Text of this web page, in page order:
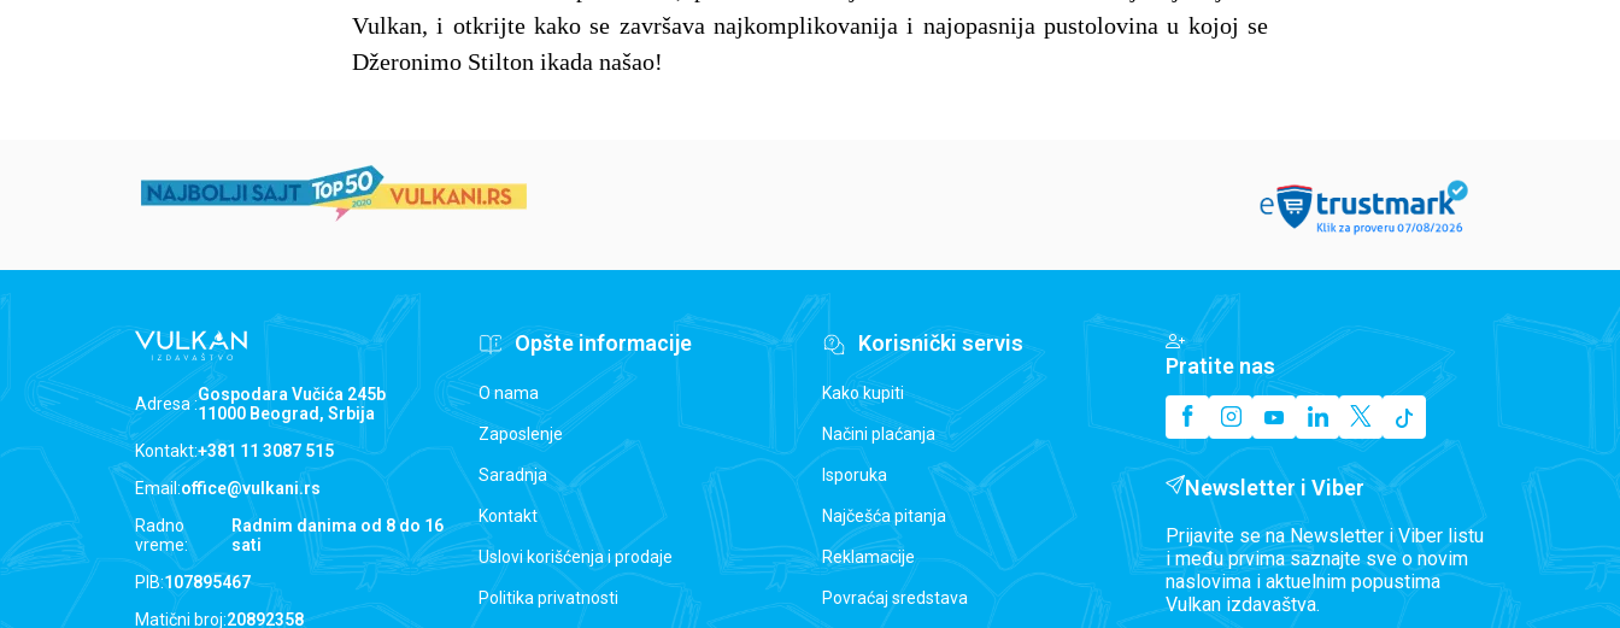
Vulkan, i otkrijte kako se završava najkomplikovanija i najopasnija pustolovina u kojoj se
Džeronimo Stilton ikada našao!
Adresa :Gospodara Vučića 245b
11000 Beograd, Srbija
Kontakt:+381 11 3087 515
Email:office@vulkani.rs
Radno
vreme:
Radnim danima od 8 do 16
sati
PIB:107895467
Matični broj:20892358
Opšte informacije
O nama
Zaposlenje
Saradnja
Kontakt
Uslovi korišćenja i prodaje
Politika privatnosti
Korisnički servis
Kako kupiti
Načini plaćanja
Isporuka
Najčešća pitanja
Reklamacije
Povraćaj sredstava
Pratite nas
Newsletter i Viber
Prijavite se na Newsletter i Viber listu
i među prvima saznajte sve o novim
naslovima i aktuelnim popustima
Vulkan izdavaštva.